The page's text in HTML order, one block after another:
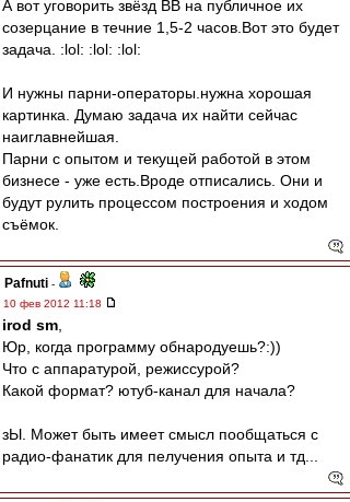
А вот уговорить звёзд ВВ на публичное их
созерцание в течние 1,5-2 часов.Вот это будет
задача. :lol: :lol: :lol:
И нужны парни-операторы.нужна хорошая
картинка. Думаю задача их найти сейчас
наиглавнейшая.
Парни с опытом и текущей работой в этом
бизнесе - уже есть.Вроде отписались. Они и
будут рулить процессом построения и ходом
съёмок.
Pafnuti -
10 фев 2012 11:18
irod sm
Юр, когда программу обнародуешь?:))
Что с аппаратурой, режиссурой?
Какой формат? ютуб-канал для начала?
зЫ. Может быть имеет смысл пообщаться с
радио-фанатик для пелучения опыта и тд...